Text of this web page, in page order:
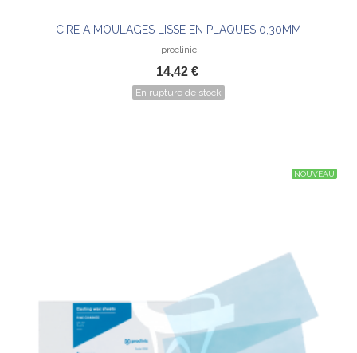
CIRE A MOULAGES LISSE EN PLAQUES 0,30MM
proclinic
14,42 €
En rupture de stock
NOUVEAU